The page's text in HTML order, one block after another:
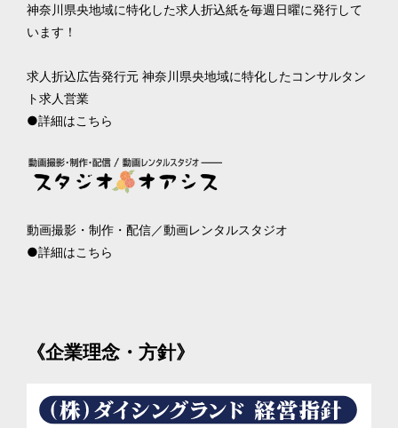
神奈川県央地域に特化した求人折込紙を毎週日曜に発行して
います！
求人折込広告発行元 神奈川県央地域に特化したコンサルタン
●詳細はこちら
●詳細はこちら
《企業理念・方針》